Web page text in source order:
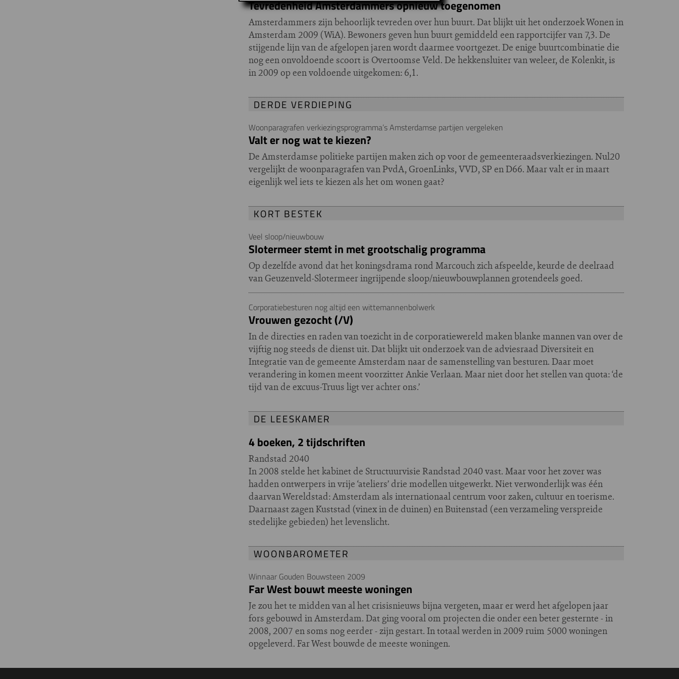
Tevredenheid Amsterdammers opnieuw toegenomen
Amsterdammers zijn behoorlijk tevreden over hun buurt. Dat blijkt uit het onderzoek Wonen in
Amsterdam 2009 (WiA). Bewoners geven hun buurt gemiddeld een rapportcijfer van 7,3. De
stijgende lijn van de afgelopen jaren wordt daarmee voortgezet. De enige buurtcombinatie die
nog een onvoldoende scoort is Overtoomse Veld. De hekkensluiter van weleer, de Kolenkit, is
in 2009 op een voldoende uitgekomen: 6,1.
DERDE VERDIEPING
Woonparagrafen verkiezingsprogramma’s Amsterdamse partijen vergeleken
Valt er nog wat te kiezen?
De Amsterdamse politieke partijen maken zich op voor de gemeenteraadsverkiezingen. Nul20
vergelijkt de woonparagrafen van PvdA, GroenLinks, VVD, SP en D66. Maar valt er in maart
eigenlijk wel iets te kiezen als het om wonen gaat?
KORT BESTEK
Veel sloop/nieuwbouw
Slotermeer stemt in met grootschalig programma
Op dezelfde avond dat het koningsdrama rond Marcouch zich afspeelde, keurde de deelraad
van Geuzenveld-Slotermeer ingrijpende sloop/nieuwbouwplannen grotendeels goed.
Corporatiebesturen nog altijd een wittemannenbolwerk
Vrouwen gezocht (/V)
In de directies en raden van toezicht in de corporatiewereld maken blanke mannen van over de
vijftig nog steeds de dienst uit. Dat blijkt uit onderzoek van de adviesraad Diversiteit en
Integratie van de gemeente Amsterdam naar de samenstelling van besturen. Daar moet
verandering in komen meent voorzitter Ankie Verlaan. Maar niet door het stellen van quota: ‘de
tijd van de excuus-Truus ligt ver achter ons.’
DE LEESKAMER
4 boeken, 2 tijdschriften
Randstad 2040
In 2008 stelde het kabinet de Structuurvisie Randstad 2040 vast. Maar voor het zover was
hadden ontwerpers in vrije ‘ateliers’ drie modellen uitgewerkt. Niet verwonderlijk was één
daarvan Wereldstad: Amsterdam als internationaal centrum voor zaken, cultuur en toerisme.
Daarnaast zagen Kuststad (vinex in de duinen) en Buitenstad (een verzameling verspreide
stedelijke gebieden) het levenslicht.
WOONBAROMETER
Winnaar Gouden Bouwsteen 2009
Far West bouwt meeste woningen
Je zou het te midden van al het crisisnieuws bijna vergeten, maar er werd het afgelopen jaar
fors gebouwd in Amsterdam. Dat ging vooral om projecten die onder een beter gesternte - in
2008, 2007 en soms nog eerder - zijn gestart. In totaal werden in 2009 ruim 5000 woningen
opgeleverd. Far West bouwde de meeste woningen.